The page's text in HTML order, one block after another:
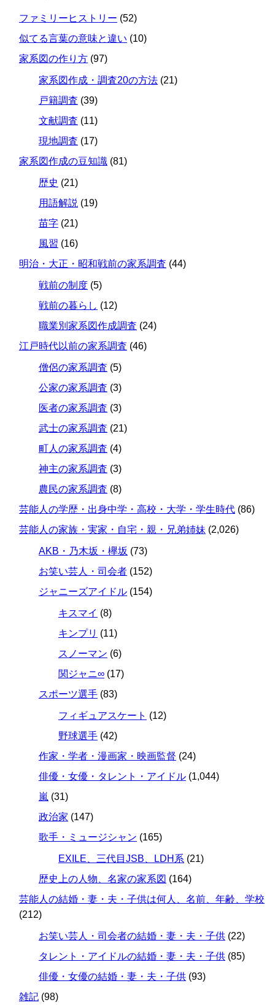
ファミリーヒストリー (52)
似てる言葉の意味と違い (10)
家系図の作り方 (97)
家系図作成・調査20の方法 (21)
戸籍調査 (39)
文献調査 (11)
現地調査 (17)
家系図作成の豆知識 (81)
歴史 (21)
用語解説 (19)
苗字 (21)
風習 (16)
明治・大正・昭和戦前の家系調査 (44)
戦前の制度 (5)
戦前の暮らし (12)
職業別家系図作成調査 (24)
江戸時代以前の家系調査 (46)
僧侶の家系調査 (5)
公家の家系調査 (3)
医者の家系調査 (3)
武士の家系調査 (21)
町人の家系調査 (4)
神主の家系調査 (3)
農民の家系調査 (8)
芸能人の学歴・出身中学・高校・大学・学生時代 (86)
芸能人の家族・実家・自宅・親・兄弟姉妹 (2,026)
AKB・乃木坂・欅坂 (73)
お笑い芸人・司会者 (152)
ジャニーズアイドル (154)
キスマイ (8)
キンプリ (11)
スノーマン (6)
関ジャニ∞ (17)
スポーツ選手 (83)
フィギュアスケート (12)
野球選手 (42)
作家・学者・漫画家・映画監督 (24)
俳優・女優・タレント・アイドル (1,044)
嵐 (31)
政治家 (147)
歌手・ミュージシャン (165)
EXILE、三代目JSB、LDH系 (21)
歴史上の人物、名家の家系図 (164)
芸能人の結婚・妻・夫・子供は何人、名前、年齢、学校
(212)
お笑い芸人・司会者の結婚・妻・夫・子供 (22)
タレント・アイドルの結婚・妻・夫・子供 (85)
俳優・女優の結婚・妻・夫・子供 (93)
雑記 (98)